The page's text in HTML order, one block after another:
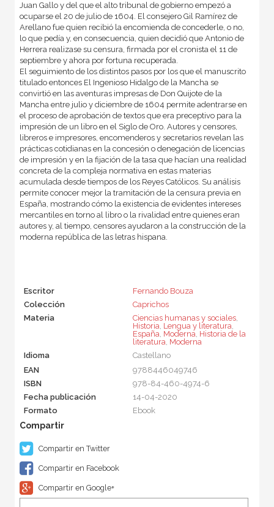
Juan Gallo y del que el alto tribunal de gobierno empezó a
ocuparse el 20 de julio de 1604. El consejero Gil Ramírez de
Arellano fue quien recibió la encomienda de concederle, o no,
lo que pedía y, en consecuencia, quien decidió que Antonio de
Herrera realizase su censura, firmada por el cronista el 11 de
septiembre y ahora por fortuna recuperada.
El seguimiento de los distintos pasos por los que el manuscrito
titulado entonces El Ingenioso Hidalgo de la Mancha se
convirtió en las aventuras impresas de Don Quijote de la
Mancha entre julio y diciembre de 1604 permite adentrarse en
el proceso de aprobación de textos que era preceptivo para la
impresión de un libro en el Siglo de Oro. Autores y censores,
libreros e impresores, encomenderos y secretarios revelan las
prácticas cotidianas en la concesión o denegación de licencias
de impresión y en la fijación de la tasa que hacían una realidad
concreta de la compleja normativa en estas materias
acumulada desde tiempos de los Reyes Católicos. Su análisis
permite conocer mejor la tramitación de la censura previa en
España, mostrando cómo la existencia de evidentes intereses
mercantiles en torno al libro o la rivalidad entre quienes eran
autores y, al tiempo, censores ayudaron a la construcción de la
moderna república de las letras hispana.
Escritor
Fernando Bouza
Colección
Caprichos
Materia
Ciencias humanas y sociales,
Historia, Lengua y literatura,
España, Moderna, Historia de la
literatura, Moderna
Idioma
Castellano
EAN
9788446049746
ISBN
978-84-460-4974-6
Fecha publicación
14-04-2020
Formato
Ebook
Compartir en Twitter
Compartir en Facebook
Compartir en Google+